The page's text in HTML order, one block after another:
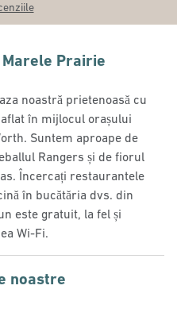
Marele Prairie
noastră prietenoasă cu
în mijlocul orașului
Suntem aproape de
Rangers și de fiorul
Încercați restaurantele
în bucătăria dvs. din
este gratuit, la fel și
Wi-Fi.
noastre